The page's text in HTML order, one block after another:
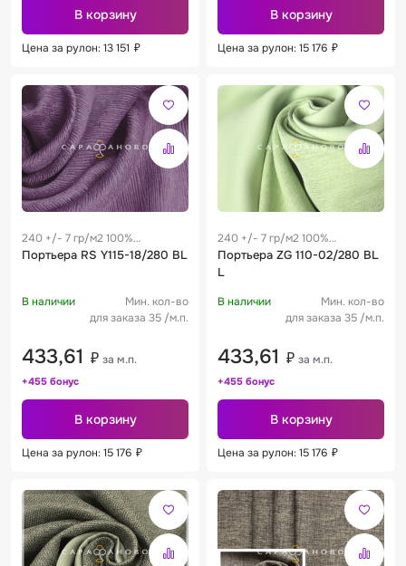
В корзину
Цена за рулон: 13 151 ₽
В корзину
Цена за рулон: 15 176 ₽
240 +/- 7 гр/м2 100%
полиэстер
Портьера RS Y115-18/280 BL
В наличии
Мин. кол-во
для заказа 35 /м.п.
433,61 ₽ за м.п.
+455 бонус
В корзину
Цена за рулон: 15 176 ₽
240 +/- 7 гр/м2 100%
полиэстер
Портьера ZG 110-02/280 BL
L
В наличии
Мин. кол-во
для заказа 35 /м.п.
433,61 ₽ за м.п.
+455 бонус
В корзину
Цена за рулон: 15 176 ₽